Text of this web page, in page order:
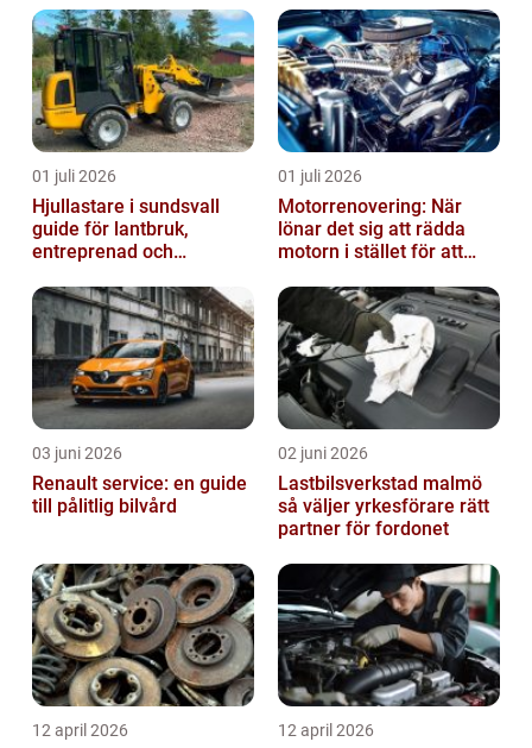
artikel att hjälpa dig att förstå allt om bilglas
i...
01 juli 2026
Hjullastare i sundsvall
guide för lantbruk,
entreprenad och
01 juli 2026
Motorrenovering: När
lönar det sig att rädda
motorn i stället för att
03 juni 2026
Renault service: en guide
till pålitlig bilvård
02 juni 2026
Lastbilsverkstad malmö
så väljer yrkesförare rätt
partner för fordonet
12 april 2026 12 april 2026